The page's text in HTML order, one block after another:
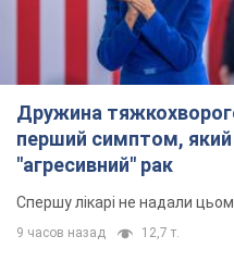
9 часов назад 12,7 т.
Її вбила Росія:
дівчинка, поранена
російської атаки на
Того дня під час російського